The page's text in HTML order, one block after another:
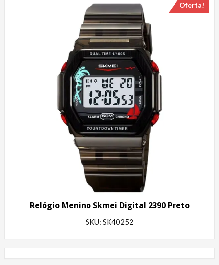
Oferta!
Relógio Menino Skmei Digital 2390 Preto
SKU: SK40252